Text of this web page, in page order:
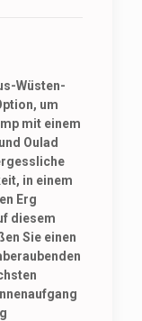
Wüsten-
um
mit einem
Oulad
in einem
Erg
diesem
Sie einen